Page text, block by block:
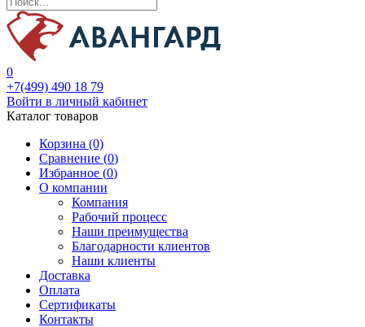
0
+7(499) 490 18 79
Войти в личный кабинет
Каталог товаров
Корзина (0)
Сравнение (0)
Избранное (0)
О компании
Компания
Рабочий процесс
Наши преимущества
Благодарности клиентов
Наши клиенты
Доставка
Оплата
Сертификаты
Контакты